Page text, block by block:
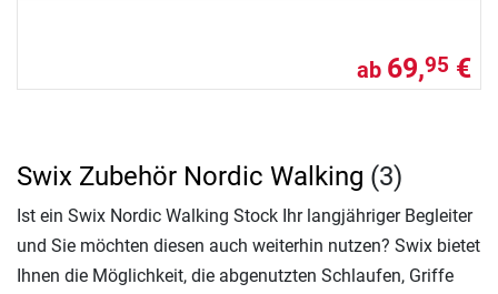
ab 69,95 €
Swix Zubehör Nordic Walking (3)
Ist ein Swix Nordic Walking Stock Ihr langjähriger Begleiter
und Sie möchten diesen auch weiterhin nutzen? Swix bietet
Ihnen die Möglichkeit, die abgenutzten Schlaufen, Griffe